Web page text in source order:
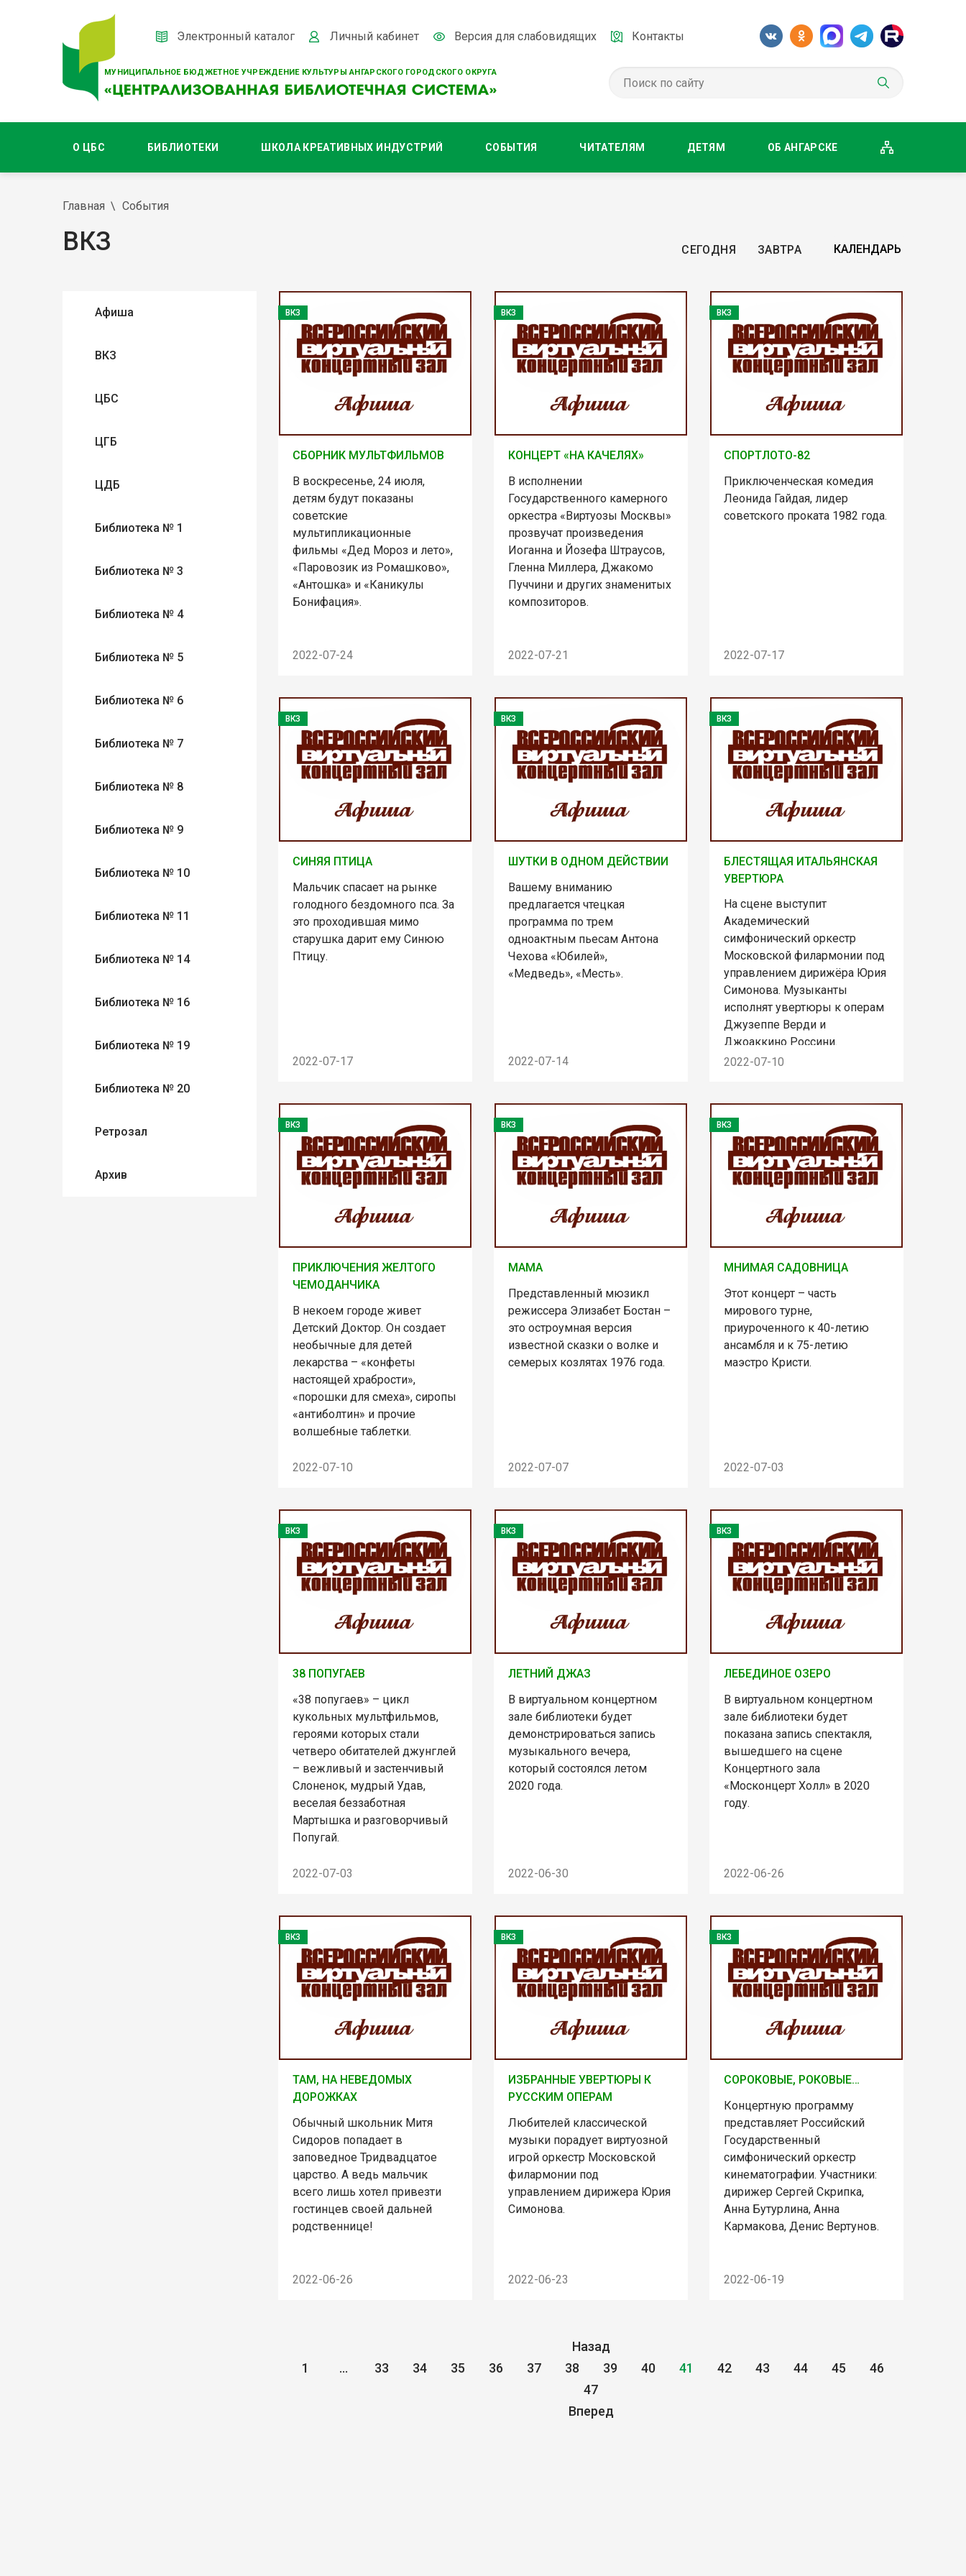
МУНИЦИПАЛЬНОЕ БЮДЖЕТНОЕ УЧРЕЖДЕНИЕ КУЛЬТУРЫ АНГАРСКОГО ГОРОДСКОГО ОКРУГА
Электронный каталог Личный кабинет Версия для слабовидящих Контакты
О ЦБС БИБЛИОТЕКИ ШКОЛА КРЕАТИВНЫХ ИНДУСТРИЙ СОБЫТИЯ ЧИТАТЕЛЯМ ДЕТЯМ ОБ АНГАРСКЕ
Главная События
ВКЗ СЕГОДНЯ ЗАВТРА
Афиша
ВКЗ
ЦБС
ЦГБ
ЦДБ
Библиотека № 1
Библиотека № 3
Библиотека № 4
Библиотека № 5
Библиотека № 6
Библиотека № 7
Библиотека № 8
Библиотека № 9
Библиотека № 10
Библиотека № 11
Библиотека № 14
Библиотека № 16
Библиотека № 19
Библиотека № 20
Ретрозал
Архив
ВКЗ
СБОРНИК МУЛЬТФИЛЬМОВ
В воскресенье, 24 июля,
детям будут показаны
советские
мультипликационные
фильмы «Дед Мороз и лето»,
«Паровозик из Ромашково»,
«Антошка» и «Каникулы
Бонифация».
2022-07-24
ВКЗ
КОНЦЕРТ «НА КАЧЕЛЯХ»
В исполнении
Государственного камерного
оркестра «Виртуозы Москвы»
прозвучат произведения
Иоганна и Йозефа Штраусов,
Гленна Миллера, Джакомо
Пуччини и других знаменитых
композиторов.
2022-07-21
ВКЗ
СПОРТЛОТО-82
Приключенческая комедия
Леонида Гайдая, лидер
советского проката 1982 года.
2022-07-17
ВКЗ
СИНЯЯ ПТИЦА
Мальчик спасает на рынке
голодного бездомного пса. За
это проходившая мимо
старушка дарит ему Синюю
Птицу.
2022-07-17
ВКЗ
ШУТКИ В ОДНОМ ДЕЙСТВИИ
Вашему вниманию
предлагается чтецкая
программа по трем
одноактным пьесам Антона
Чехова «Юбилей»,
«Медведь», «Месть».
2022-07-14
ВКЗ
БЛЕСТЯЩАЯ ИТАЛЬЯНСКАЯ
УВЕРТЮРА
На сцене выступит
Академический
симфонический оркестр
Московской филармонии под
управлением дирижёра Юрия
Симонова. Музыканты
исполнят увертюры к операм
Джузеппе Верди и
Джоаккино Россини.
2022-07-10
ВКЗ
ПРИКЛЮЧЕНИЯ ЖЕЛТОГО
ЧЕМОДАНЧИКА
В некоем городе живет
Детский Доктор. Он создает
необычные для детей
лекарства – «конфеты
настоящей храбрости»,
«порошки для смеха», сиропы
«антиболтин» и прочие
волшебные таблетки.
2022-07-10
ВКЗ
МАМА
Представленный мюзикл
режиссера Элизабет Бостан –
это остроумная версия
известной сказки о волке и
семерых козлятах 1976 года.
2022-07-07
ВКЗ
МНИМАЯ САДОВНИЦА
Этот концерт – часть
мирового турне,
приуроченного к 40-летию
ансамбля и к 75-летию
маэстро Кристи.
2022-07-03
ВКЗ
38 ПОПУГАЕВ
«38 попугаев» – цикл
кукольных мультфильмов,
героями которых стали
четверо обитателей джунглей
– вежливый и застенчивый
Слоненок, мудрый Удав,
веселая беззаботная
Мартышка и разговорчивый
Попугай.
2022-07-03
ВКЗ
ЛЕТНИЙ ДЖАЗ
В виртуальном концертном
зале библиотеки будет
демонстрироваться запись
музыкального вечера,
который состоялся летом
2020 года.
2022-06-30
ВКЗ
ЛЕБЕДИНОЕ ОЗЕРО
В виртуальном концертном
зале библиотеки будет
показана запись спектакля,
вышедшего на сцене
Концертного зала
«Москонцерт Холл» в 2020
году.
2022-06-26
ВКЗ
ТАМ, НА НЕВЕДОМЫХ
ДОРОЖКАХ
Обычный школьник Митя
Сидоров попадает в
заповедное Тридвадцатое
царство. А ведь мальчик
всего лишь хотел привезти
гостинцев своей дальней
родственнице!
2022-06-26
ВКЗ
ИЗБРАННЫЕ УВЕРТЮРЫ К
РУССКИМ ОПЕРАМ
Любителей классической
музыки порадует виртуозной
игрой оркестр Московской
филармонии под
управлением дирижера Юрия
Симонова.
2022-06-23
ВКЗ
СОРОКОВЫЕ, РОКОВЫЕ…
Концертную программу
представляет Российский
Государственный
симфонический оркестр
кинематографии. Участники:
дирижер Сергей Скрипка,
Анна Бутурлина, Анна
Кармакова, Денис Вертунов.
2022-06-19
Назад
1
... 33 34 35 36 37 38 39 40 41 42 43 44 45
46
47
Вперед